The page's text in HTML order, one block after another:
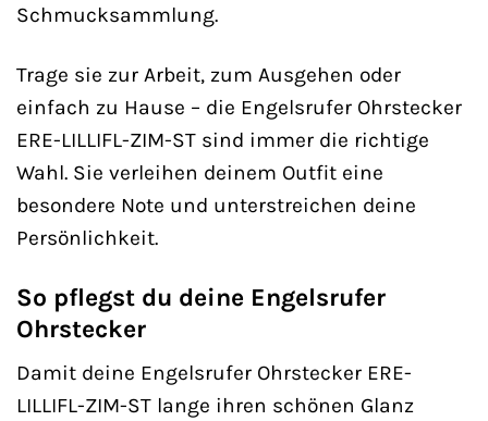
Schmucksammlung.
Trage sie zur Arbeit, zum Ausgehen oder
einfach zu Hause – die Engelsrufer Ohrstecker
ERE-LILLIFL-ZIM-ST sind immer die richtige
Wahl. Sie verleihen deinem Outfit eine
besondere Note und unterstreichen deine
Persönlichkeit.
So pflegst du deine Engelsrufer
Ohrstecker
Damit deine Engelsrufer Ohrstecker ERE-
LILLIFL-ZIM-ST lange ihren schönen Glanz